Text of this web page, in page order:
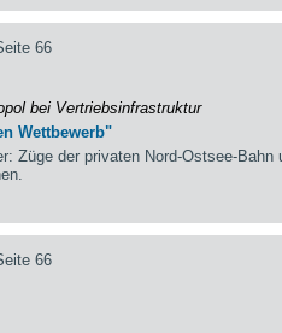
66
bei Vertriebsinfrastruktur
Wettbewerb"
Züge der privaten Nord-Ostsee-
66